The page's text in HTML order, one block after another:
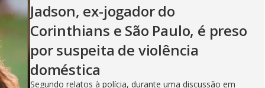
Jadson, ex-jogador do
Corinthians e São Paulo, é preso
por suspeita de violência
doméstica
Segundo relatos à polícia, durante uma discussão em